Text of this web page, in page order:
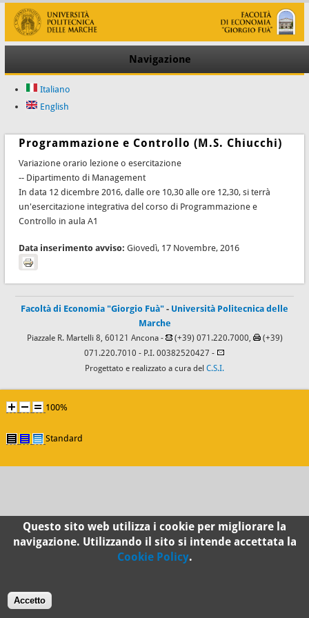
Navigazione
Italiano
English
Programmazione e Controllo (M.S. Chiucchi)
Variazione orario lezione o esercitazione
-- Dipartimento di Management
In data 12 dicembre 2016, dalle ore 10,30 alle ore 12,30, si terrà
un'esercitazione integrativa del corso di Programmazione e
Controllo in aula A1
Data inserimento avviso: Giovedì, 17 Novembre, 2016
Facoltà di Economia "Giorgio Fuà" - Università Politecnica delle
Marche
Piazzale R. Martelli 8, 60121 Ancona - (+39) 071.220.7000,
(+39)
071.220.7010 - P.I. 00382520427 -
Progettato e realizzato a cura del C.S.I.
100%
Standard
Questo sito web utilizza i cookie per migliorare la
navigazione. Utilizzando il sito si intende accettata la
Cookie Policy.
Accetto